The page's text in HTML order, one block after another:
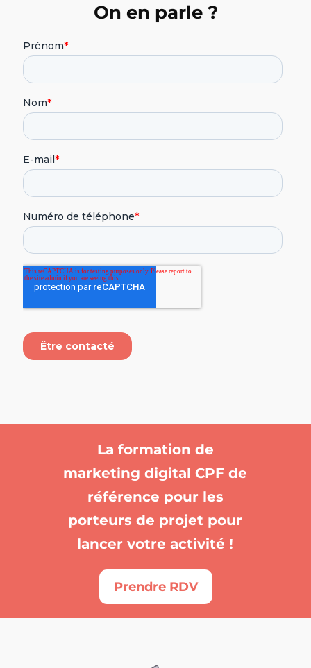
On en parle ?
La formation de
marketing digital CPF de
référence pour les
porteurs de projet pour
lancer votre activité !
Prendre RDV